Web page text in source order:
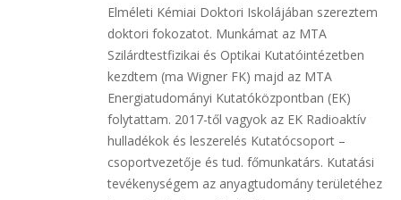
Elméleti Kémiai Doktori Iskolájában szereztem
doktori fokozatot. Munkámat az MTA
Szilárdtestfizikai és Optikai Kutatóintézetben
kezdtem (ma Wigner FK) majd az MTA
Energiatudományi Kutatóközpontban (EK)
folytattam. 2017-től vagyok az EK Radioaktív
hulladékok és leszerelés Kutatócsoport –
csoportvezetője és tud. főmunkatárs. Kutatási
tevékenységem az anyagtudomány területéhez